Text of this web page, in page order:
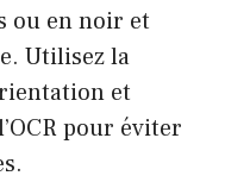
ou en noir et
Utilisez la
et
pour éviter